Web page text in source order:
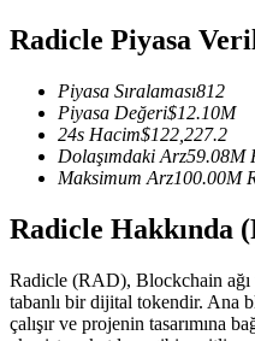
USDC Vadeli İşlemleri
USDC'yi teminat olarak
Kopya Ticaret
Radicle Piyasa
Piyasa Sıralaması812
Piyasa Değeri$12.10M
24s Hacim$122,227.2
Dolaşımdaki Arz59.08M
Maksimum Arz100.00M
Radicle Hakkında
Radicle (RAD), Blockchain
tabanlı bir dijital tokendir. Ana
çalışır ve projenin tasarımına